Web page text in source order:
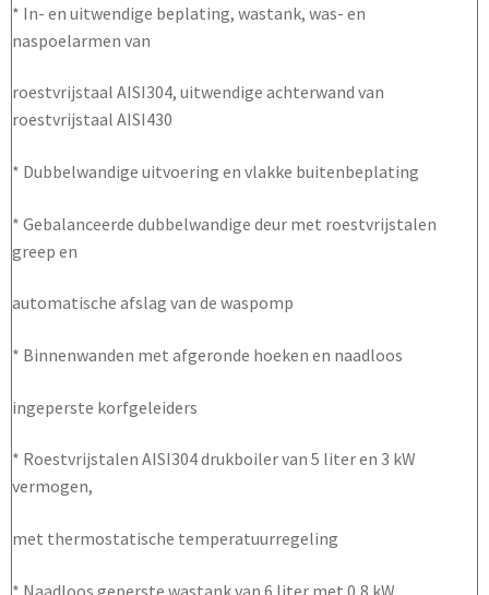
* In- en uitwendige beplating, wastank, was- en
naspoelarmen van
roestvrijstaal AISI304, uitwendige achterwand van
roestvrijstaal AISI430
* Dubbelwandige uitvoering en vlakke buitenbeplating
* Gebalanceerde dubbelwandige deur met roestvrijstalen
greep en
automatische afslag van de waspomp
* Binnenwanden met afgeronde hoeken en naadloos
ingeperste korfgeleiders
* Roestvrijstalen AISI304 drukboiler van 5 liter en 3 kW
vermogen,
met thermostatische temperatuurregeling
* Naadloos geperste wastank van 6 liter met 0,8 kW